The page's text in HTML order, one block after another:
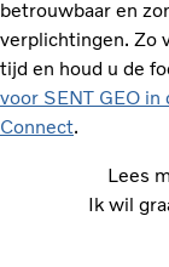
betrouwbaar en
verplichtingen. Zo
tijd en houd u de
voor SENT GEO
Connect.
Lees
Ik wil